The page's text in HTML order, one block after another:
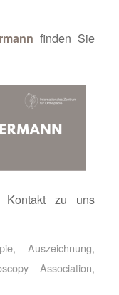
finden Sie
Kontakt zu uns
,Auszeichnung,
Association,